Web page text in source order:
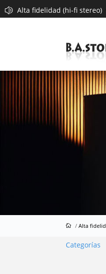
Alta fidelidad (hi-fi stereo)
/Alta
Categorías